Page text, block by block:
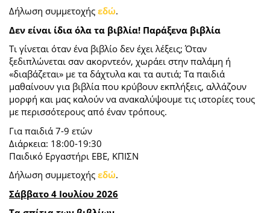
Δήλωση συμμετοχής εδώ.
Δεν είναι ίδια όλα τα βιβλία! Παράξενα βιβλία
Τι γίνεται όταν ένα βιβλίο δεν έχει λέξεις; Όταν
ξεδιπλώνεται σαν ακορντεόν, χωράει στην παλάμη ή
«διαβάζεται» με τα δάχτυλα και τα αυτιά; Τα παιδιά
μαθαίνουν για βιβλία που κρύβουν εκπλήξεις, αλλάζουν
μορφή και μας καλούν να ανακαλύψουμε τις ιστορίες τους
με περισσότερους από έναν τρόπους.
Για παιδιά 7-9 ετών
Διάρκεια: 18:00-19:30
Παιδικό Εργαστήρι ΕΒΕ, ΚΠΙΣΝ
Δήλωση συμμετοχής εδώ.
Σάββατο 4 Ιουλίου 2026